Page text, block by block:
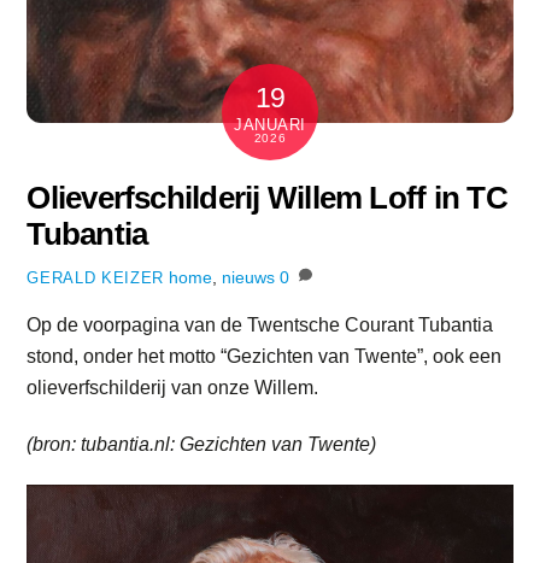
19
JANUARI
2026
Olieverfschilderij Willem Loff in TC
Tubantia
GERALD KEIZER home, nieuws 0
Op de voorpagina van de Twentsche Courant Tubantia
stond, onder het motto “Gezichten van Twente”, ook een
olieverfschilderij van onze Willem.
(bron: tubantia.nl: Gezichten van Twente)